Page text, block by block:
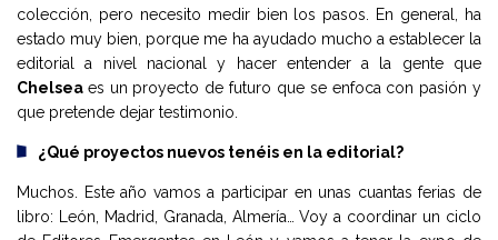
colección, pero necesito medir bien los pasos. En general, ha
estado muy bien, porque me ha ayudado mucho a establecer la
editorial a nivel nacional y hacer entender a la gente que
Chelsea es un proyecto de futuro que se enfoca con pasión y
que pretende dejar testimonio.
¿Qué proyectos nuevos tenéis en la editorial?
Muchos. Este año vamos a participar en unas cuantas ferias de
libro: León, Madrid, Granada, Almería… Voy a coordinar un ciclo